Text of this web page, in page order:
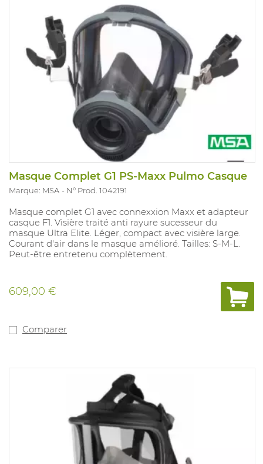
Masque Complet G1 PS-Maxx Pulmo Casque
Marque: MSA N° Prod. 1042191
Masque complet G1 avec connexxion Maxx et adapteur
casque F1. Visière traité anti rayure sucesseur du
masque Ultra Elite. Léger, compact avec visière large.
Courant d'air dans le masque amélioré. Tailles: S-M-L.
Peut-être entretenu complètement.
609,00 €
Comparer